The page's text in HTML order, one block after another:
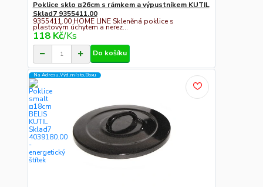
Poklice sklo ¤26cm s rámkem a výpustníkem KUTIL
Sklad7 9355411.00
9355411.00 HOME LINE Skleněná poklice s
plastovým úchytem a nerez...
118 Kč/Ks
Do košíku
Na Adresu,Výd.místo,Boxu